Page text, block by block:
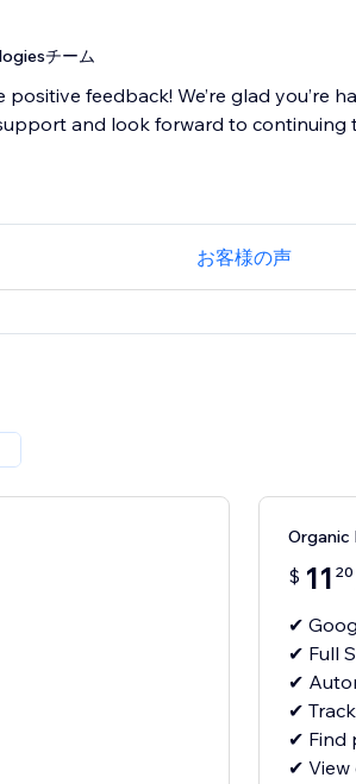
チーム
feedback! We’re glad you’re
and look forward to continuing
お客様の声
Organic
$ 11 20
✔
✔ Full
✔
✔
✔ Find
✔ View